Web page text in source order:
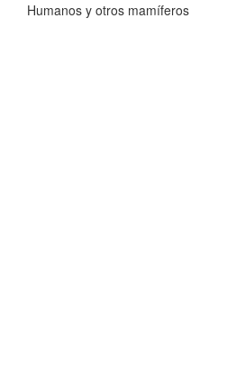
Humanos y otros mamíferos